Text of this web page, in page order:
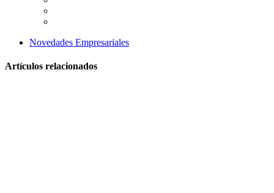
Novedades Empresariales
Artículos relacionados